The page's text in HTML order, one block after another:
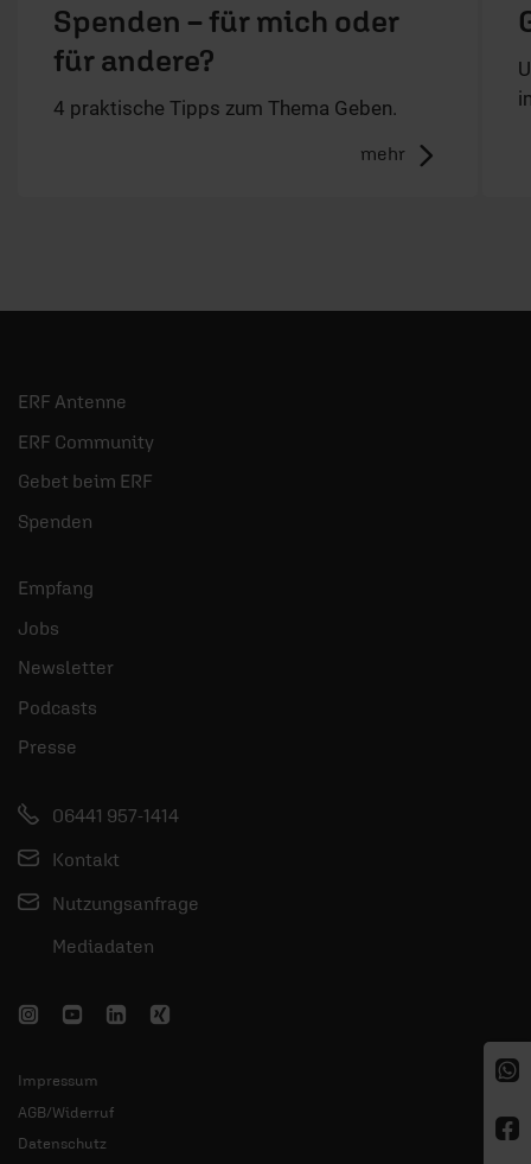
Spenden – für mich oder
für andere?
4 praktische Tipps zum Thema Geben.
mehr
ERF Antenne
ERF Community
Gebet beim ERF
Spenden
Empfang
Jobs
Newsletter
Podcasts
Presse
06441 957-1414
Kontakt
Nutzungsanfrage
Mediadaten
Impressum
AGB/Widerruf
Datenschutz